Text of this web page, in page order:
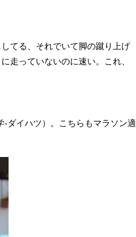
てる、それでいて脚の蹴り上げ
走っていないのに速い。これ、
ダイハツ）。こちらもマラソン適